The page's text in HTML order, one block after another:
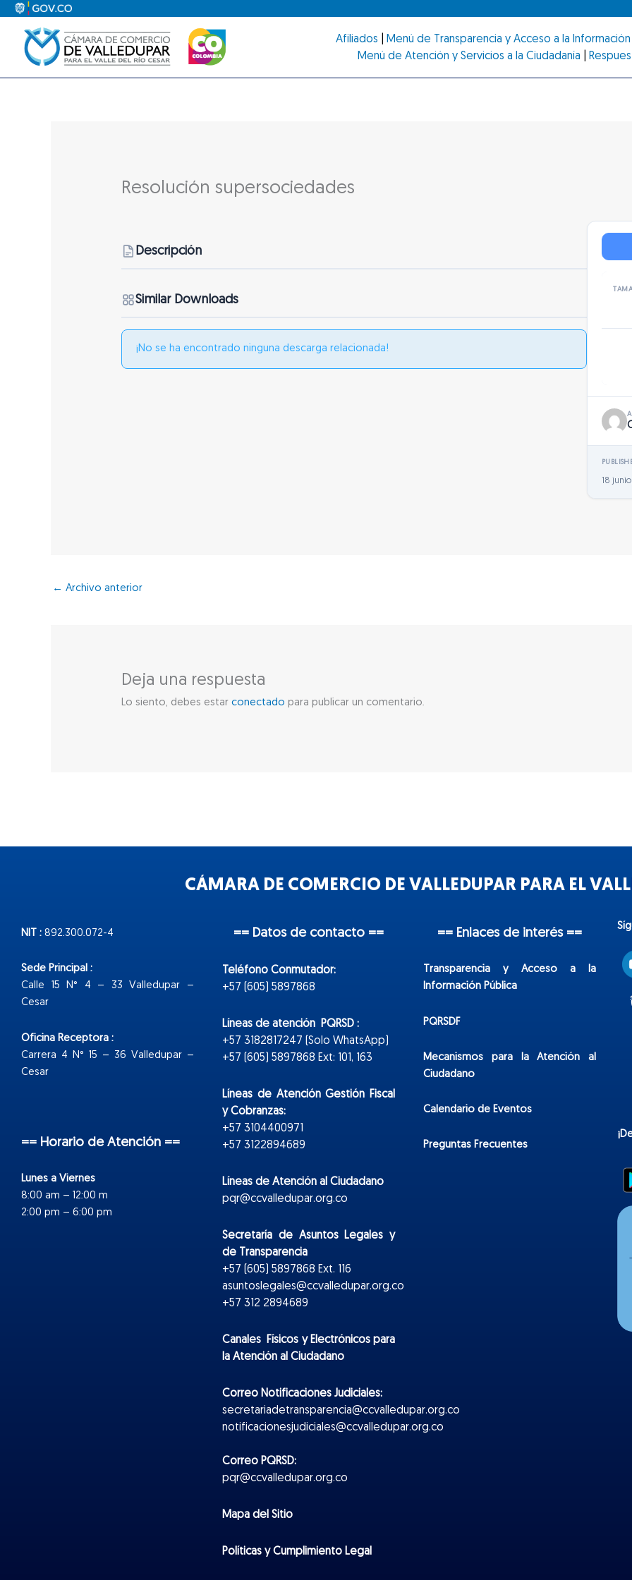
contenido
Afiliados Menú de Transparencia y Acceso a la Información
Menú de Atención y Servicios a la Ciudadanía
Resolución supersociedades
Descripción
Similar Downloads
¡No se ha encontrado ninguna descarga relacionada!
18
← Archivo anterior
Deja una respuesta
Lo siento, debes estarconectado para publicar un comentario.
CÁMARA DE COMERCIO DE VALLEDUPAR PARA EL
NIT : 892.300.072-4
Sede Principal :
Calle 15 N° 4 – 33 Valledupar –
Cesar
Oficina Receptora :
Carrera 4 N° 15 – 36 Valledupar –
Cesar
== Horario de Atención ==
Lunes a Viernes
8:00 am – 12:00 m
2:00 pm – 6:00 pm
== Datos de contacto ==
Teléfono Conmutador:
+57 (605) 5897868
Líneas de atención PQRSD :
+57 3182817247 (Solo WhatsApp)
+57 (605) 5897868 Ext: 101, 163
Líneas de Atención Gestión Fiscal
y Cobranzas:
+57 3104400971
+57 3122894689
Líneas de Atención al Ciudadano
pqr@ccvalledupar.org.co
Secretaría de Asuntos Legales y
de Transparencia
+57 (605) 5897868 Ext. 116
asuntoslegales@ccvalledupar.org.co
+57 312 2894689
Canales Físicos yElectrónicospara
la Atención al Ciudadano
Correo Notificaciones Judiciales:
secretariadetransparencia@ccvalledupar.org.co
notificacionesjudiciales@ccvalledupar.org.co
Correo PQRSD:
pqr@ccvalledupar.org.co
Mapa del Sitio
Políticas y Cumplimiento Legal
== Enlaces de interés ==
Transparencia y Acceso a la
Información Pública
PQRSDF
Mecanismos para la Atención al
Ciudadano
Calendario de Eventos
Preguntas Frecuentes